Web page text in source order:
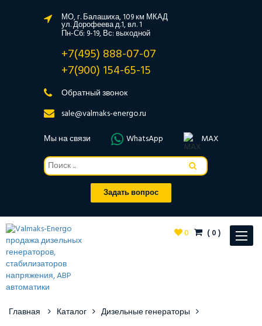
МО, г. Балашиха, 109 км МКАД
ул. Дорофеева д.1, вл. 1
Пн-Сб: 9-19, Вс: выходной
+7(495) 888-07-07
+7(900) 154-65-15
Обратный звонок
sale@valmaks-energo.ru
Мы на связи
WhatsApp MAX
Задать вопрос
Toggle
0 (0)
Главная Каталог Дизельные генераторы